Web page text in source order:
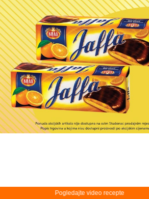
video recepte